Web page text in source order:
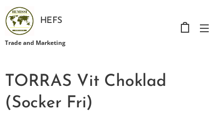
HEFS
Trade and Marketing
TORRAS Vit Choklad
(Socker Fri)